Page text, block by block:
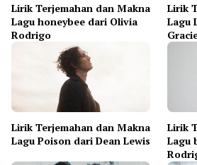
Lirik Terjemahan dan Makna
Lagu honeybee dari Olivia
Rodrigo
Lirik
Lagu
Lirik Terjemahan dan Makna
Lagu Poison dari Dean Lewis
Lirik
Lagu